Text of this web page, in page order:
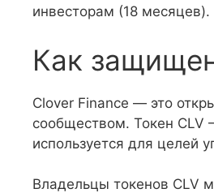
инвесторам (18 месяцев).
Как
Clover Finance — это
сообществом. Токен CLV
используется для целей
Владельцы токенов CLV